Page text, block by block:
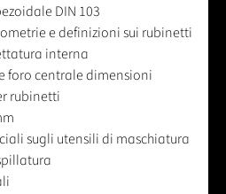
DIN 103
e definizioni sui rubinetti
interna
foro centrale dimensioni
rubinetti
sugli utensili di maschiatura